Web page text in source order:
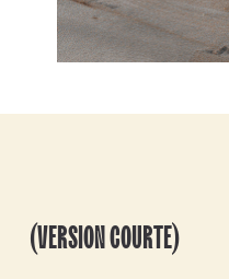
(VERSION COURTE)